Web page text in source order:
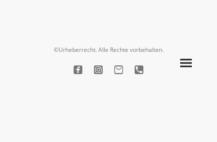
©Urheberrecht. Alle Rechte vorbehalten.